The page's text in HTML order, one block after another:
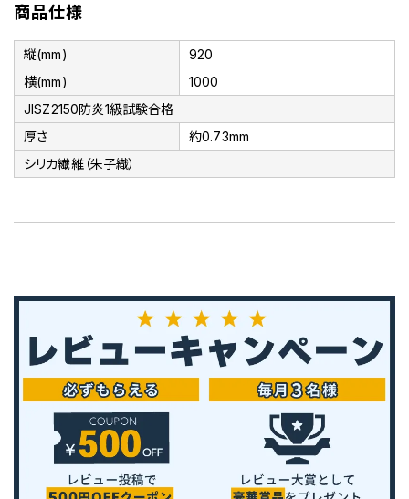
商品仕様
縦(mm)
920
横(mm)
1000
JISZ2150防炎1級試験合格
厚さ
約0.73mm
シリカ繊維（朱子織）